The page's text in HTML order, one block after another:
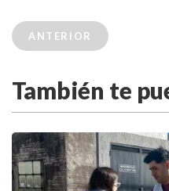
ANTERIOR
También te